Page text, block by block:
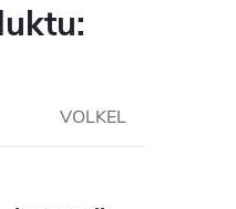
VOLKEL